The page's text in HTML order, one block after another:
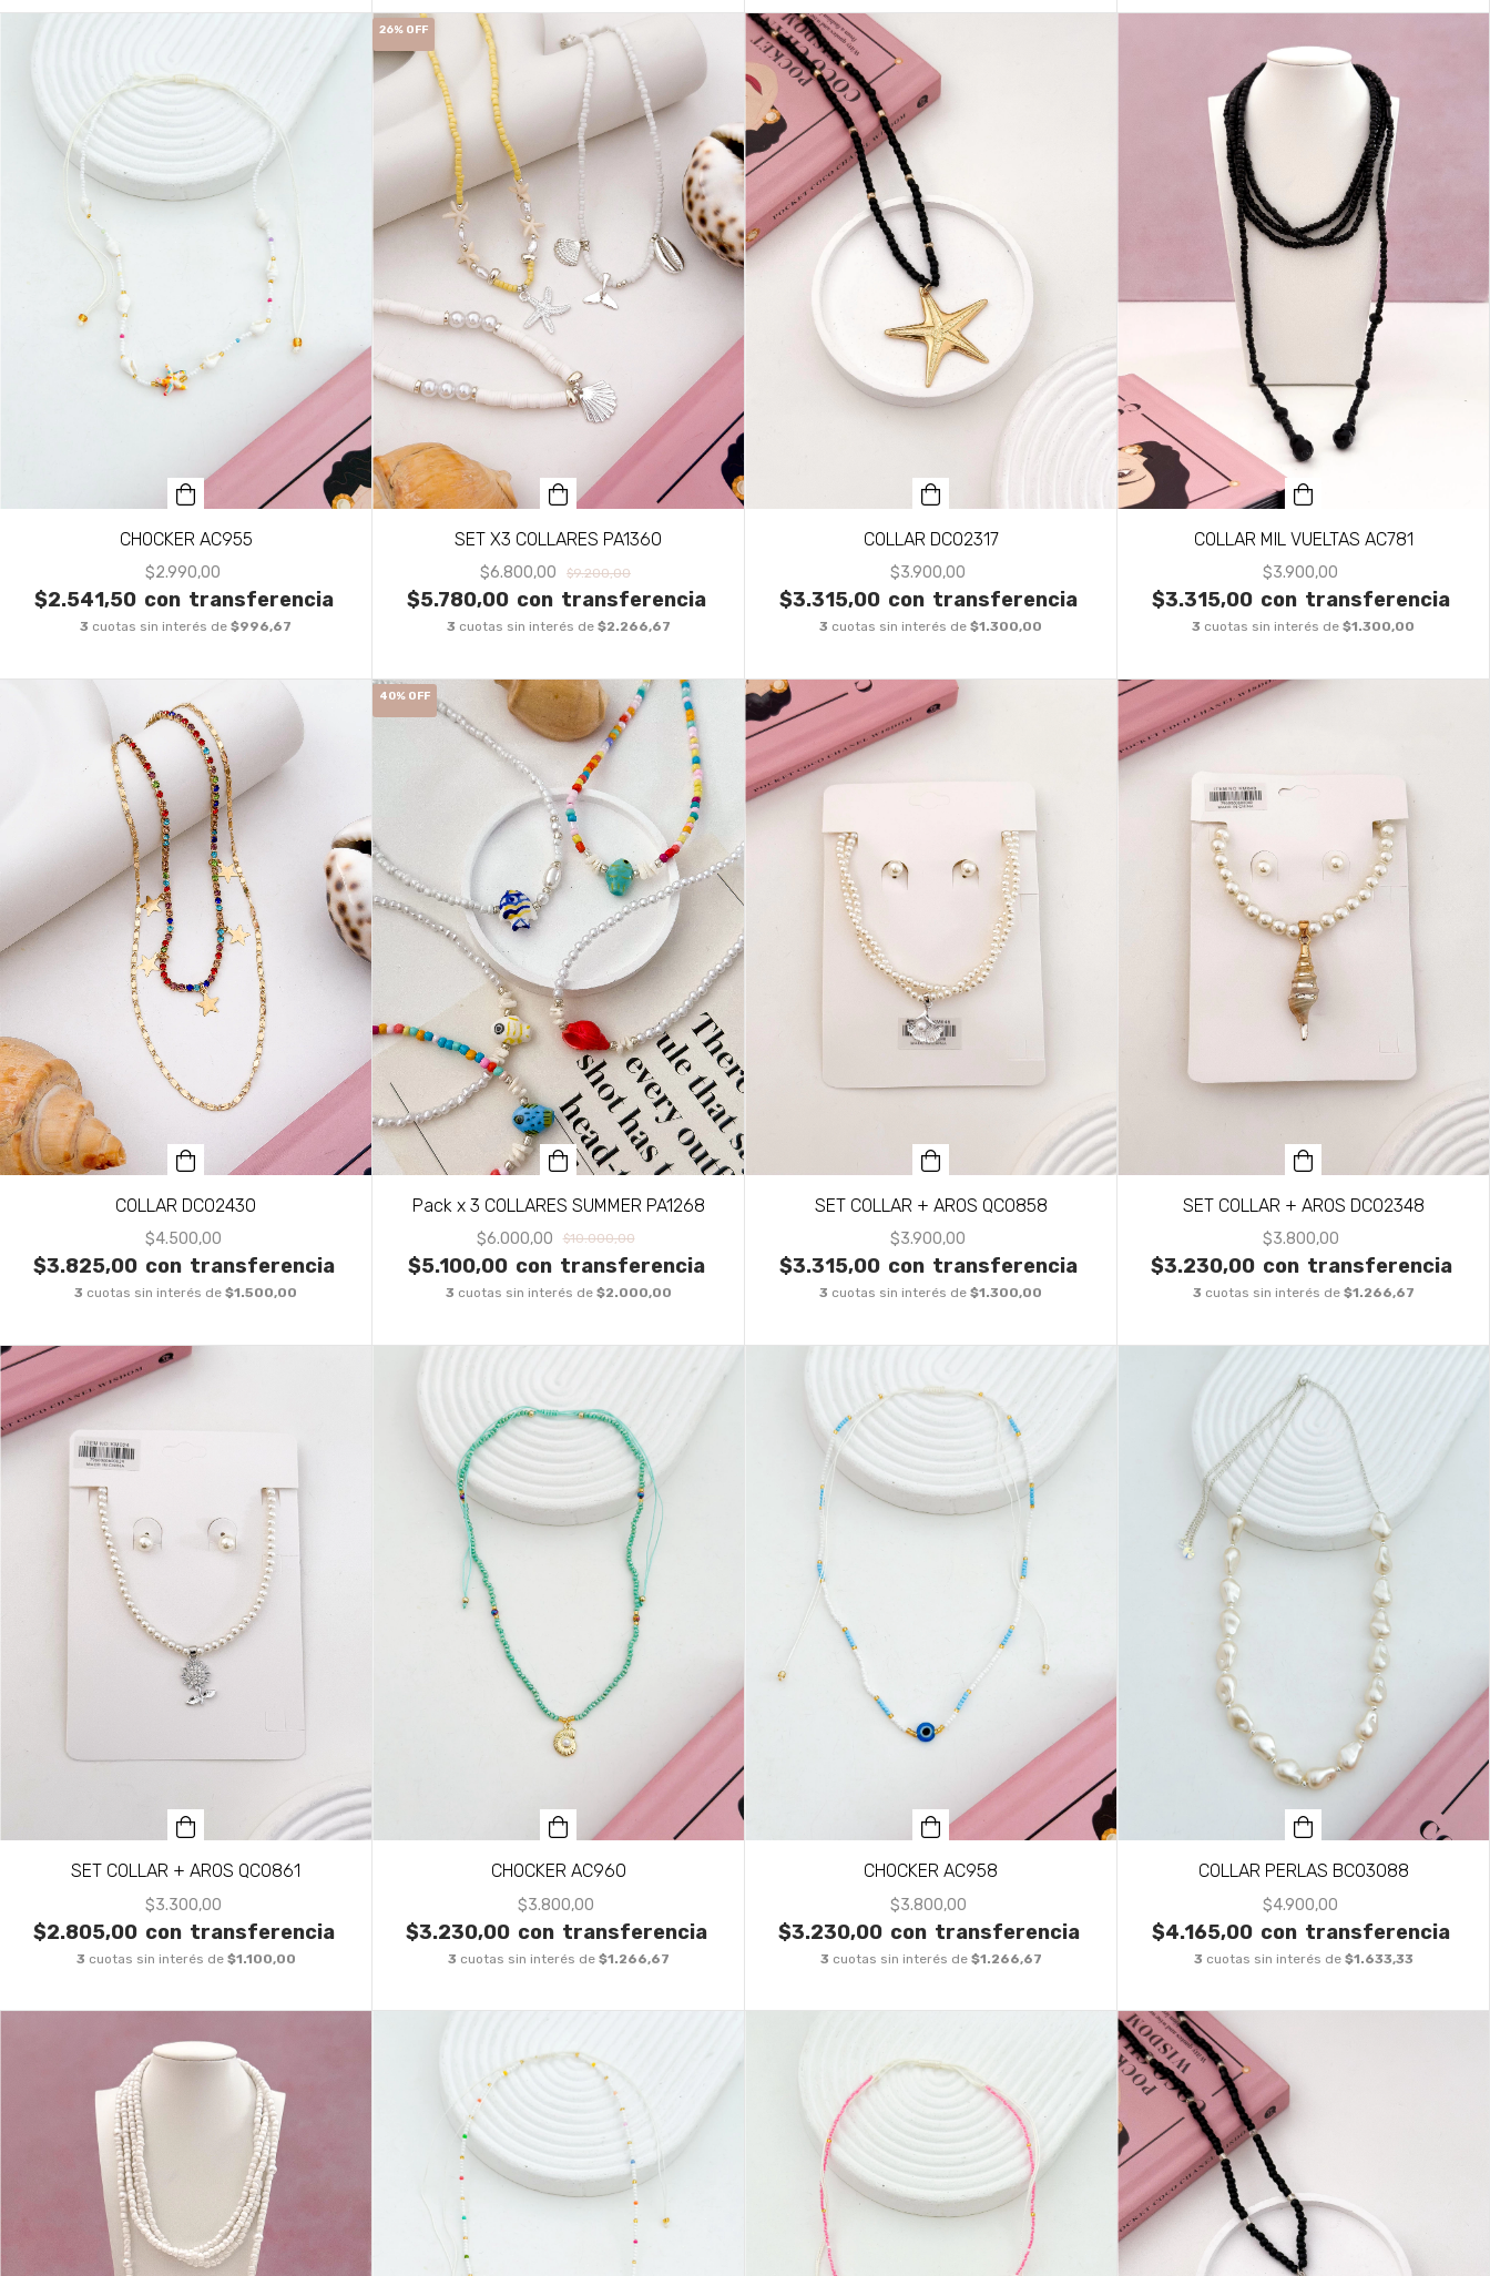
CHOCKER AC955
$2.990,00
$2.541,50 con transferencia
3 cuotas sin interés de $996,67
26% OFF
SET X3 COLLARES PA1360
$6.800,00 $9.200,00
$5.780,00 con transferencia
3 cuotas sin interés de $2.266,67
COLLAR DCO2317
$3.900,00
$3.315,00 con transferencia
3 cuotas sin interés de $1.300,00
COLLAR MIL VUELTAS AC781
$3.900,00
$3.315,00 con transferencia
3 cuotas sin interés de $1.300,00
COLLAR DCO2430
$4.500,00
$3.825,00 con transferencia
3 cuotas sin interés de $1.500,00
40% OFF
Pack x 3 COLLARES SUMMER PA1268
$6.000,00 $10.000,00
$5.100,00 con transferencia
3 cuotas sin interés de $2.000,00
SET COLLAR + AROS QCO858
$3.900,00
$3.315,00 con transferencia
3 cuotas sin interés de $1.300,00
SET COLLAR + AROS DCO2348
$3.800,00
$3.230,00 con transferencia
3 cuotas sin interés de $1.266,67
SET COLLAR + AROS QCO861
$3.300,00
$2.805,00 con transferencia
3 cuotas sin interés de $1.100,00
CHOCKER AC960
$3.800,00
$3.230,00 con transferencia
3 cuotas sin interés de $1.266,67
CHOCKER AC958
$3.800,00
$3.230,00 con transferencia
3 cuotas sin interés de $1.266,67
COLLAR PERLAS BCO3088
$4.900,00
$4.165,00 con transferencia
3 cuotas sin interés de $1.633,33